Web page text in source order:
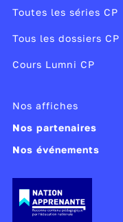
raspberry
strawberry
blueberry
cherries
soda
Toutes les séries CP
Tous les dossiers CP
Cours Lumni CP
Nos affiches
Nos partenaires
Nos événements